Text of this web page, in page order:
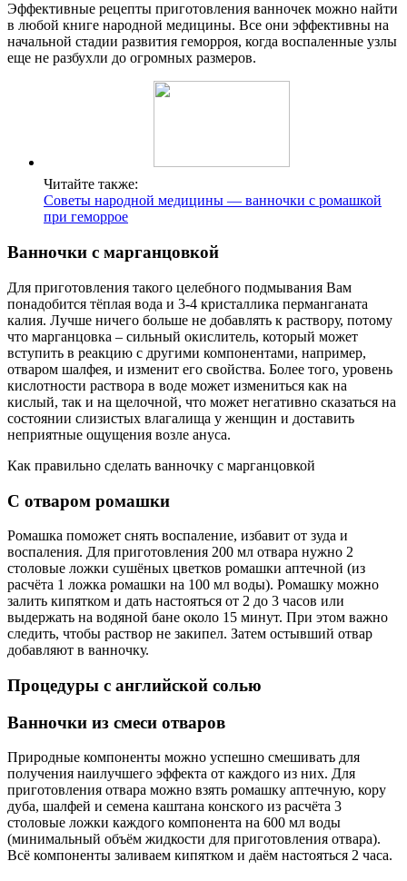
Эффективные рецепты приготовления ванночек можно найти
в любой книге народной медицины. Все они эффективны на
начальной стадии развития геморроя, когда воспаленные узлы
еще не разбухли до огромных размеров.
Читайте также:
Советы народной медицины — ванночки с ромашкой
при геморрое
Ванночки с марганцовкой
Для приготовления такого целебного подмывания Вам
понадобится тёплая вода и 3-4 кристаллика перманганата
калия. Лучше ничего больше не добавлять к раствору, потому
что марганцовка – сильный окислитель, который может
вступить в реакцию с другими компонентами, например,
отваром шалфея, и изменит его свойства. Более того, уровень
кислотности раствора в воде может измениться как на
кислый, так и на щелочной, что может негативно сказаться на
состоянии слизистых влагалища у женщин и доставить
неприятные ощущения возле ануса.
Как правильно сделать ванночку с марганцовкой
С отваром ромашки
Ромашка поможет снять воспаление, избавит от зуда и
воспаления. Для приготовления 200 мл отвара нужно 2
столовые ложки сушёных цветков ромашки аптечной (из
расчёта 1 ложка ромашки на 100 мл воды). Ромашку можно
залить кипятком и дать настояться от 2 до 3 часов или
выдержать на водяной бане около 15 минут. При этом важно
следить, чтобы раствор не закипел. Затем остывший отвар
добавляют в ванночку.
Процедуры с английской солью
Ванночки из смеси отваров
Природные компоненты можно успешно смешивать для
получения наилучшего эффекта от каждого из них. Для
приготовления отвара можно взять ромашку аптечную, кору
дуба, шалфей и семена каштана конского из расчёта 3
столовые ложки каждого компонента на 600 мл воды
(минимальный объём жидкости для приготовления отвара).
Всё компоненты заливаем кипятком и даём настояться 2 часа.